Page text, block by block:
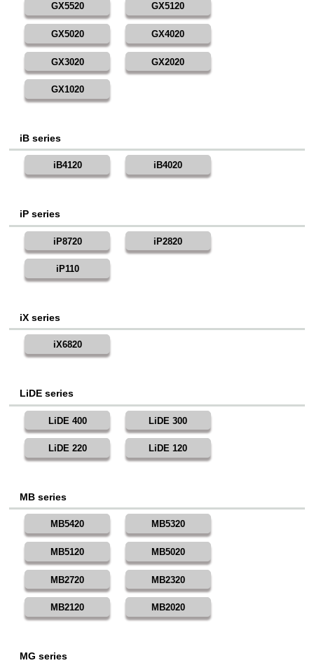
GX5520 GX5120
GX5020 GX4020
GX3020 GX2020
GX1020
iB series
iB4120 iB4020
iP series
iP8720 iP2820
iP110
iX series
iX6820
LiDE series
LiDE 400 LiDE 300
LiDE 220 LiDE 120
MB series
MB5420 MB5320
MB5120 MB5020
MB2720 MB2320
MB2120 MB2020
MG series